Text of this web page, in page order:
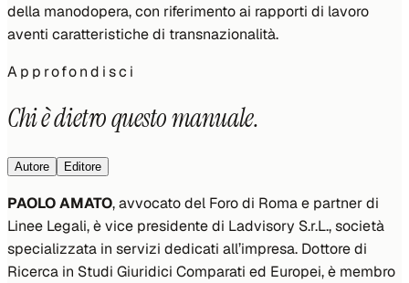
della manodopera, con riferimento ai rapporti di lavoro
aventi caratteristiche di transnazionalità.
Approfondisci
Chi è dietro questo manuale.
Autore Editore
PAOLO AMATO, avvocato del Foro di Roma e partner di
Linee Legali, è vice presidente di Ladvisory S.r.L., società
specializzata in servizi dedicati all’impresa. Dottore di
Ricerca in Studi Giuridici Comparati ed Europei, è membro